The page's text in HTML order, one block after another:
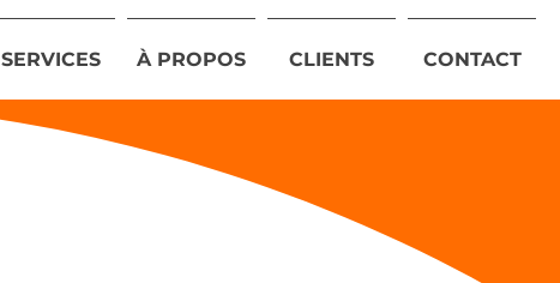
SERVICES À PROPOS CLIENTS CONTACT